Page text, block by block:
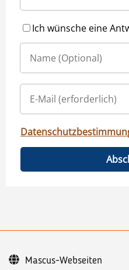
Ich wünsche eine
Mascus-Webseiten